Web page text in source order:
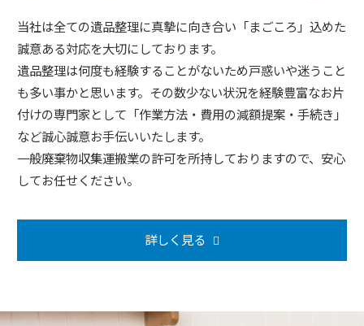
当社は全ての遺品整理に真摯に向き合い「まごころ」込めた
誠意ある対応を大切にしております。
遺品整理は何度も経験することがないため戸惑いや迷うこと
も多い事かと思います。その数少ない状況を経験豊富なお片
付けの専門家として「作業方法・費用の減額提案・手続き」
など誠心誠意お手伝いいたします。
一般廃棄物収集運搬業の許可を所持しておりますので、安心
してお任せください。
詳しく見る